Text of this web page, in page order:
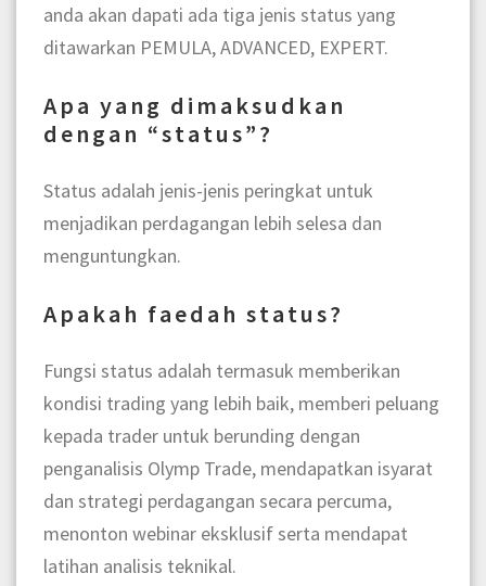
anda akan dapati ada tiga jenis status yang
ditawarkan PEMULA, ADVANCED, EXPERT.
Apa yang dimaksudkan
dengan “status”?
Status adalah jenis-jenis peringkat untuk
menjadikan perdagangan lebih selesa dan
menguntungkan.
Apakah faedah status?
Fungsi status adalah termasuk memberikan
kondisi trading yang lebih baik, memberi peluang
kepada trader untuk berunding dengan
penganalisis Olymp Trade, mendapatkan isyarat
dan strategi perdagangan secara percuma,
menonton webinar eksklusif serta mendapat
latihan analisis teknikal.